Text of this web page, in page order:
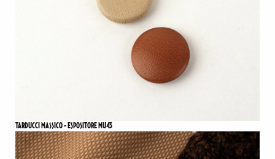
TARDUCCI MASSICO - ESPOSITORE MU43